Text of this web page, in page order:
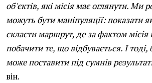
об'єктів, які місія має оглянути. Ми
можуть бути маніпуляції: показати
скласти маршрут, де за фактом
побачити те, що відбувається. І
може поставити під сумнів
він.